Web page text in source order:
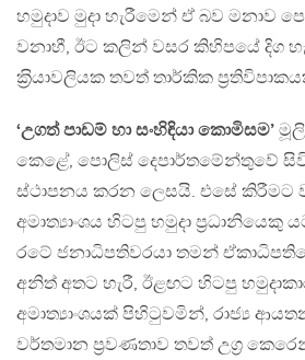
හමුදාව මුදා හැරීමෙන් ඒ බව මනාව
වනාහී, ඊට කලින් වසර කිහිපයේ දිග
ක‍්‍රියාවලියක තවත් තාර්කික
‘උගත් පාඩම් හා සංහිඳියා කොමිසම’
කෙළේ, පොලිස් දෙපාර්තමේන්තුවේ
ස්ථාපනය කරන ලෙසයි. එසේ කිරීමට
අමාත්‍යාංශය හිටපු හමුදා ප‍්‍රධානියෙකු
රටේ ජනාධිපතිවරයා තමන්
අනිත් අතට හැරී, ඊළඟට හිටපු
අමාත්‍යාංශයක් පිහිටුවමින්, රාජ්‍ය
වර්තමාන ප‍්‍රවණතාව තවත් උග‍්‍ර